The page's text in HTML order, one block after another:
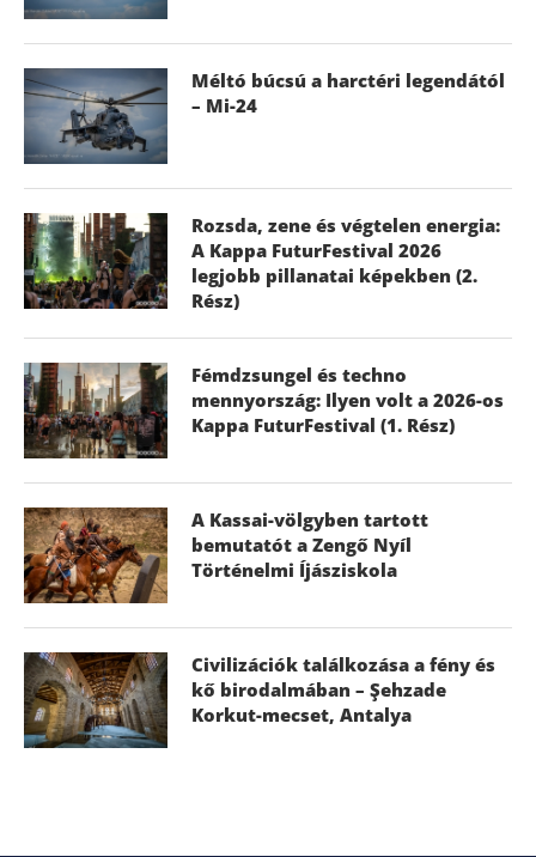
Méltó búcsú a harctéri legendától
– Mi-24
Rozsda, zene és végtelen energia:
A Kappa FuturFestival 2026
legjobb pillanatai képekben (2.
Rész)
Fémdzsungel és techno
mennyország: Ilyen volt a 2026-os
Kappa FuturFestival (1. Rész)
A Kassai-völgyben tartott
bemutatót a Zengő Nyíl
Történelmi Íjásziskola
Civilizációk találkozása a fény és
kő birodalmában – Şehzade
Korkut-mecset, Antalya